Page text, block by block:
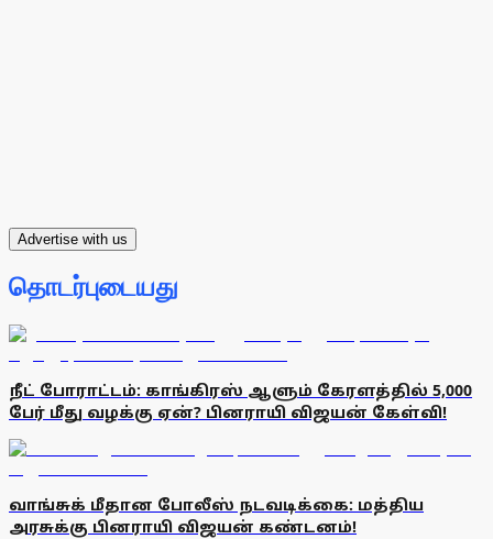
Advertise with us
தொடர்புடையது
நீட் போராட்டம்: காங்கிரஸ் ஆளும் கேரளத்தில் 5,000
பேர் மீது வழக்கு ஏன்? பினராயி விஜயன் கேள்வி!
வாங்சுக் மீதான போலீஸ் நடவடிக்கை: மத்திய
அரசுக்கு பினராயி விஜயன் கண்டனம்!